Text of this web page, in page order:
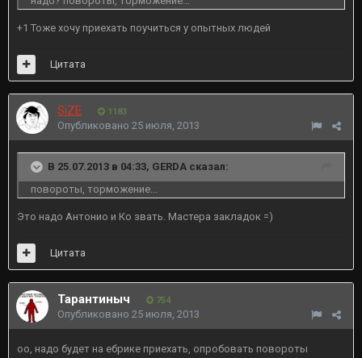
+1 Тоже хочу приехать поучиться у опытных людей
Цитата
SiZE 1183
Опубликовано 25 июля, 2013
В 25.07.2013 в 04:33, GERDA сказал:
повороты, торможение...
Это надо Антонио и Ко звать. Мастера закладок =)
Цитата
Тарантиныч 754
Опубликовано 25 июля, 2013
оо, надо будет на ебрике приехать, опробовать повороты